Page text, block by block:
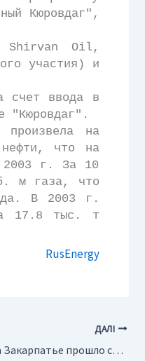
Кюровдаг",
Shirvan Oil,
участия) и
счет ввода в
"Кюровдаг".
на
что на
2003 г. За 10
м газа, что
В 2003 г.
17.8 тыс. т
RusEnergy
ДАЛІ
Украина. На Закарпатье прошло совещание по использованию минеральных вод